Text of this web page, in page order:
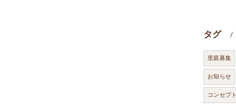
タグ
里親募集
お知らせ
コンセプト